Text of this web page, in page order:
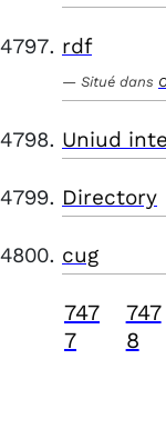
rdf
Situé dans
Uniud
Directory
cug
747
7
747
8